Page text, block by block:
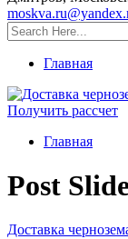
Главная
Получить рассчет
Главная
Post
Доставка